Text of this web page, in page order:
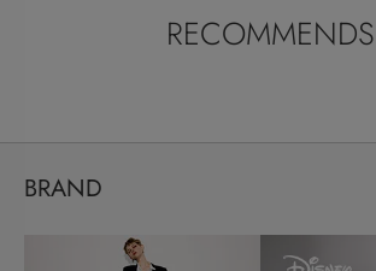
RECOMMENDS
BRAND